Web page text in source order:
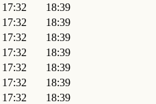
17:32
18:39
17:32
18:39
17:32
18:39
17:32
18:39
17:32
18:39
17:32
18:39
17:32
18:39